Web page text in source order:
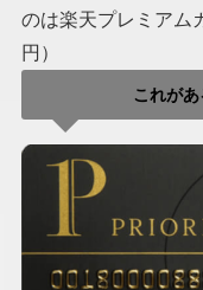
のは楽天プレミアム
円）
これが